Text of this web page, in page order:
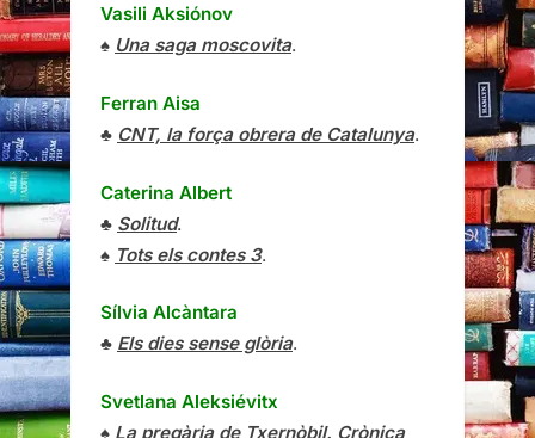
Vasili Aksiónov
♠ Una saga moscovita.
Ferran Aisa
♣ CNT, la força obrera de Catalunya.
Caterina Albert
♣ Solitud.
♠ Tots els contes 3.
Sílvia Alcàntara
♣ Els dies sense glòria.
Svetlana Aleksiévitx
♠ La pregària de Txernòbil. Crònica